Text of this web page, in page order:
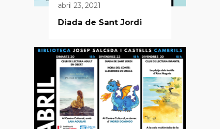
abril 23, 2021
Diada de Sant Jordi